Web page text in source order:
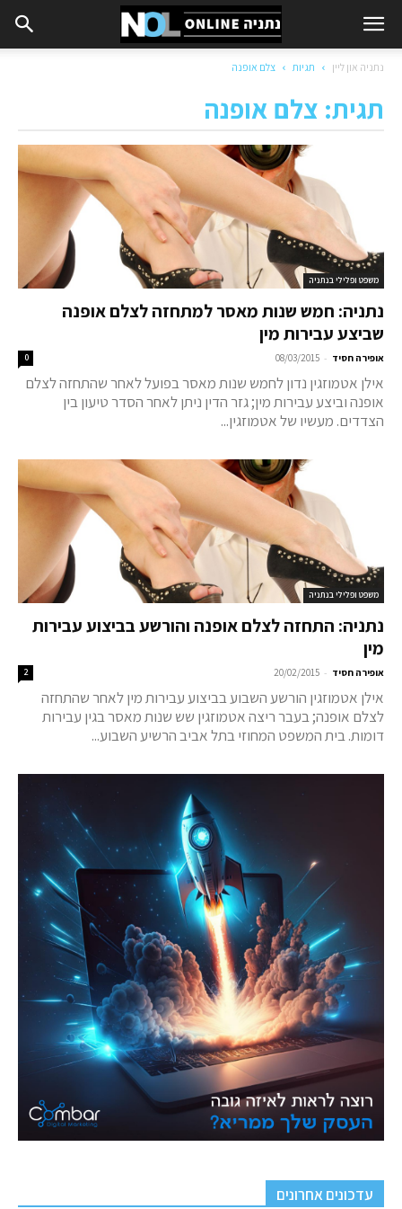
נתניה און ליין תגיות צלם אופנה
תגית: צלם אופנה
משפט ופלילי בנתניה
נתניה: חמש שנות מאסר למתחזה לצלם אופנה
שביצע עבירות מין
אופירה חסיד -
08/03/2015
0
אילן אטמוזגין נדון לחמש שנות מאסר בפועל לאחר שהתחזה לצלם
אופנה וביצע עבירות מין; גזר הדין ניתן לאחר הסדר טיעון בין
הצדדים. מעשיו של אטמוזגין...
משפט ופלילי בנתניה
נתניה: התחזה לצלם אופנה והורשע בביצוע עבירות
מין
אופירה חסיד -
20/02/2015
2
אילן אטמוזגין הורשע השבוע בביצוע עבירות מין לאחר שהתחזה
לצלם אופנה; בעבר ריצה אטמוזגין שש שנות מאסר בגין עבירות
דומות. בית המשפט המחוזי בתל אביב הרשיע השבוע...
עדכונים אחרונים